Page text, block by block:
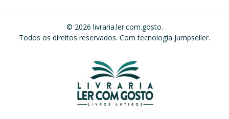
© 2026 livraria.ler.com.gosto.
Todos os direitos reservados. Com tecnologia Jumpseller.